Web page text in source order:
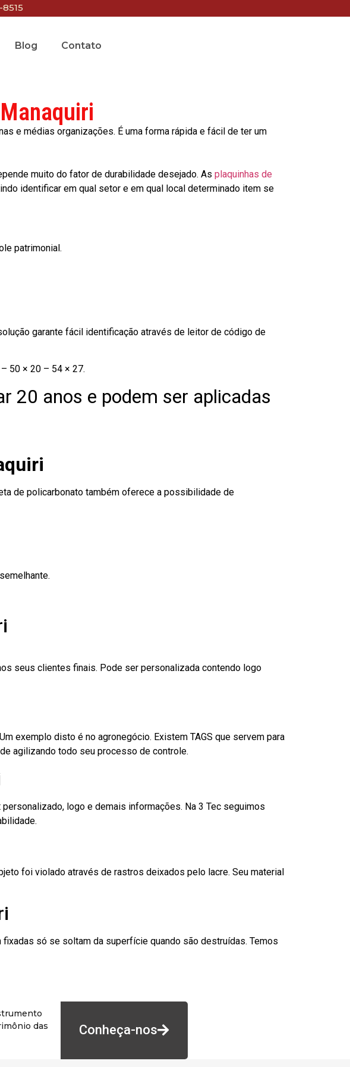
Blog Contato
e médias organizações. É uma forma rápida e fácil de ter um
muito do fator de durabilidade desejado. As plaquinhas de
identificar em qual setor e em qual local determinado item se
patrimonial.
garante fácil identificação através de leitor de código de
50 × 20 – 54 × 27.
20 anos e podem ser aplicadas
de policarbonato também oferece a possibilidade de
seus clientes finais. Pode ser personalizada contendo logo
exemplo disto é no agronegócio. Existem TAGS que servem para
agilizando todo seu processo de controle.
logo e demais informações. Na 3 Tec seguimos
foi violado através de rastros deixados pelo lacre. Seu material
só se soltam da superfície quando são destruídas. Temos
das
Conheça-nos